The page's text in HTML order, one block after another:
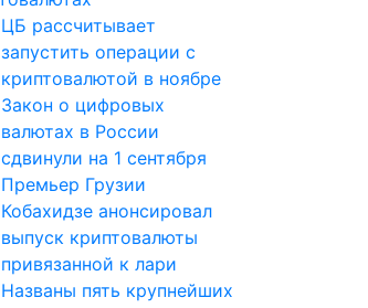
ЦБ рассчитывает
запустить операции с
криптовалютой в ноябре
Закон о цифровых
валютах в России
сдвинули на 1 сентября
Премьер Грузии
Кобахидзе анонсировал
выпуск криптовалюты
привязанной к лари
Названы пять крупнейших